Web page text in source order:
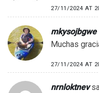
27/11/2024 AT
mkysojbgwe
Muchas
27/11/2024 AT
nrnloktnev